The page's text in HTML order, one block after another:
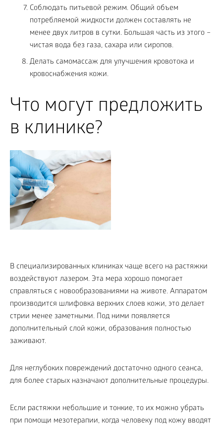
Соблюдать питьевой режим. Общий объем
потребляемой жидкости должен составлять не
менее двух литров в сутки. Большая часть из этого –
чистая вода без газа, сахара или сиропов.
Делать самомассаж для улучшения кровотока и
кровоснабжения кожи.
Что могут предложить
в клинике?
В специализированных клиниках чаще всего на растяжки
воздействуют лазером. Эта мера хорошо помогает
справляться с новообразованиями на животе. Аппаратом
производится шлифовка верхних слоев кожи, это делает
стрии менее заметными. Под ними появляется
дополнительный слой кожи, образования полностью
заживают.
Для неглубоких повреждений достаточно одного сеанса,
для более старых назначают дополнительные процедуры.
Если растяжки небольшие и тонкие, то их можно убрать
при помощи мезотерапии, когда человеку под кожу вводят